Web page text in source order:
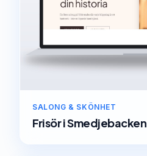
SALONG & SKÖNHET
FrisöriSmedjebacken